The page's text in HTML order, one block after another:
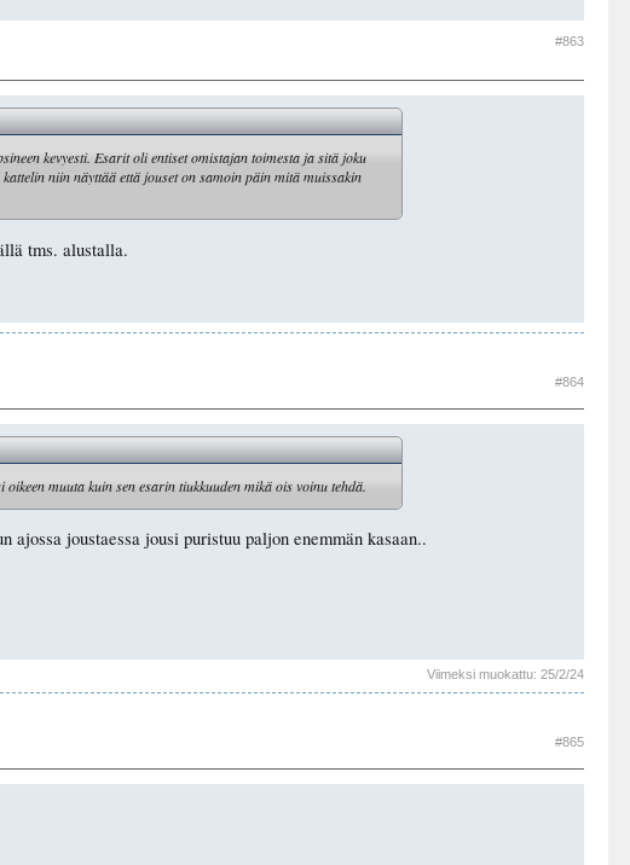
#863
kevyesti. Esarit oli entiset omistajan toimesta ja sitä joku
niin näyttää että jouset on samoin päin mitä muissakin
tms. alustalla.
#864
muuta kuin sen esarin tiukkuuden mikä ois voinu tehdä.
joustaessa jousi puristuu paljon enemmän kasaan..
Viimeksi muokattu: 25/2/24
#865